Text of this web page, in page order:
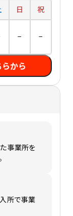
日
祝
− −
から
事業所を
所で事業